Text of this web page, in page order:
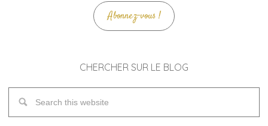
Abonnez-vous !
CHERCHER SUR LE BLOG